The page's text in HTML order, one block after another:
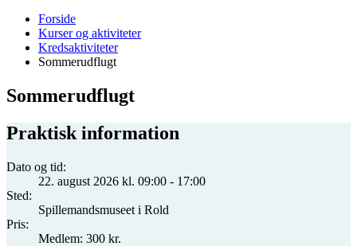
Forside
Kurser og aktiviteter
Kredsaktiviteter
Sommerudflugt
Sommerudflugt
Praktisk information
Dato og tid:
22. august 2026 kl. 09:00 - 17:00
Sted:
Spillemandsmuseet i Rold
Pris:
Medlem: 300 kr.